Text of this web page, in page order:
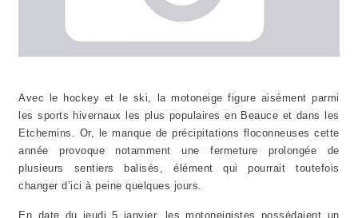
Avec le hockey et le ski, la motoneige figure aisément parmi
les sports hivernaux les plus populaires en Beauce et dans les
Etchemins. Or, le manque de précipitations floconneuses cette
année provoque notamment une fermeture prolongée de
plusieurs sentiers balisés, élément qui pourrait toutefois
changer d’ici à peine quelques jours.
En date du jeudi 5 janvier, les motoneigistes possédaient un